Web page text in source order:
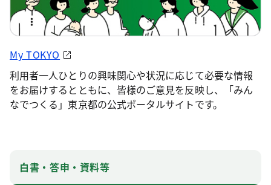
My TOKYO
利用者一人ひとりの興味関心や状況に応じて必要な情報
をお届けするとともに、皆様のご意見を反映し、「みん
なでつくる」東京都の公式ポータルサイトです。
白書・答申・資料等